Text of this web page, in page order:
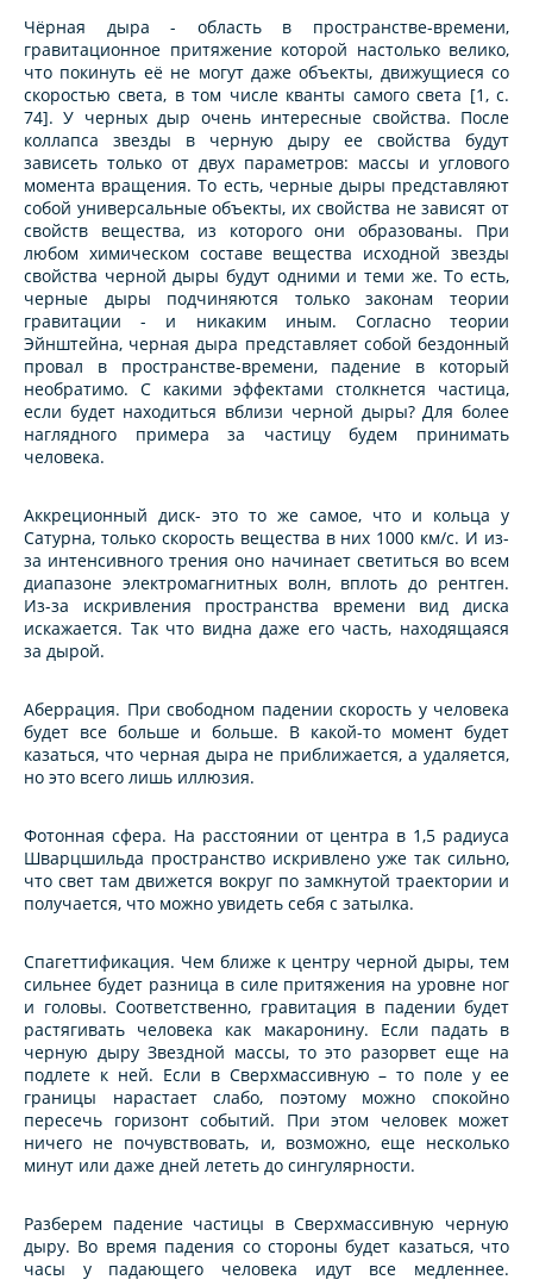
Чёрная дыра - область в пространстве-времени,
гравитационное притяжение которой настолько велико,
что покинуть её не могут даже объекты, движущиеся со
скоростью света, в том числе кванты самого света [1, c.
74]. У черных дыр очень интересные свойства. После
коллапса звезды в черную дыру ее свойства будут
зависеть только от двух параметров: массы и углового
момента вращения. То есть, черные дыры представляют
собой универсальные объекты, их свойства не зависят от
свойств вещества, из которого они образованы. При
любом химическом составе вещества исходной звезды
свойства черной дыры будут одними и теми же. То есть,
черные дыры подчиняются только законам теории
гравитации - и никаким иным. Согласно теории
Эйнштейна, черная дыра представляет собой бездонный
провал в пространстве-времени, падение в который
необратимо. С какими эффектами столкнется частица,
если будет находиться вблизи черной дыры? Для более
наглядного примера за частицу будем принимать
человека.
Аккреционный диск- это то же самое, что и кольца у
Сатурна, только скорость вещества в них 1000 км/с. И из-
за интенсивного трения оно начинает светиться во всем
диапазоне электромагнитных волн, вплоть до рентген.
Из-за искривления пространства времени вид диска
искажается. Так что видна даже его часть, находящаяся
за дырой.
Аберрация. При свободном падении скорость у человека
будет все больше и больше. В какой-то момент будет
казаться, что черная дыра не приближается, а удаляется,
но это всего лишь иллюзия.
Фотонная сфера. На расстоянии от центра в 1,5 радиуса
Шварцшильда пространство искривлено уже так сильно,
что свет там движется вокруг по замкнутой траектории и
получается, что можно увидеть себя с затылка.
Спагеттификация. Чем ближе к центру черной дыры, тем
сильнее будет разница в силе притяжения на уровне ног
и головы. Соответственно, гравитация в падении будет
растягивать человека как макаронину. Если падать в
черную дыру Звездной массы, то это разорвет еще на
подлете к ней. Если в Сверхмассивную – то поле у ее
границы нарастает слабо, поэтому можно спокойно
пересечь горизонт событий. При этом человек может
ничего не почувствовать, и, возможно, еще несколько
минут или даже дней лететь до сингулярности.
Разберем падение частицы в Сверхмассивную черную
дыру. Во время падения со стороны будет казаться, что
часы у падающего человека идут все медленнее.